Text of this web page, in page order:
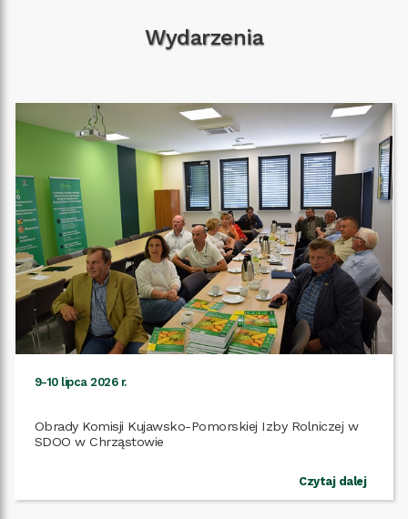
Wydarzenia
9-10 lipca 2026 r.
Obrady Komisji Kujawsko-Pomorskiej Izby Rolniczej w
Czytaj dalej